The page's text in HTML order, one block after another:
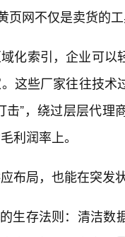
页网不仅是卖货的
化索引，企业可以
这些厂家往往技
击”，绕过层层代
利润率上。
布局，也能在突发
生存法则：清洁数